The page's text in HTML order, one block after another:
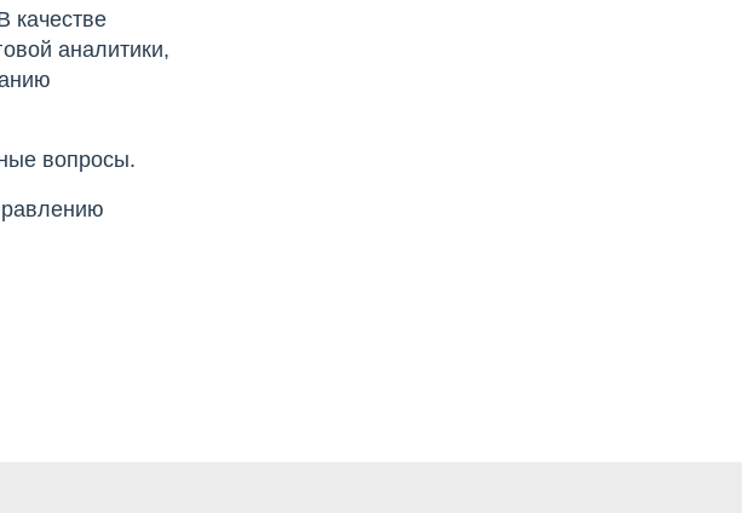
качестве
аналитики,
вопросы.